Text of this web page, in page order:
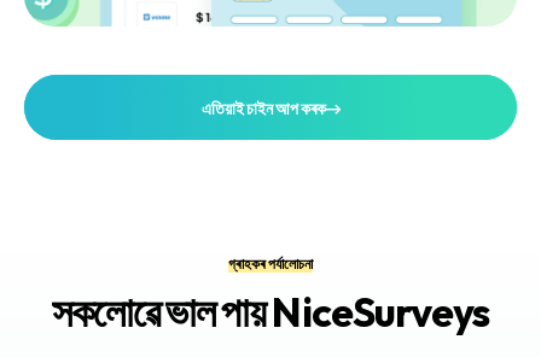
এতিয়াই চাইন আপ কৰক
গ্ৰাহকৰ পৰ্যালোচনা
সকলোৱে ভাল পায় NiceSurveys